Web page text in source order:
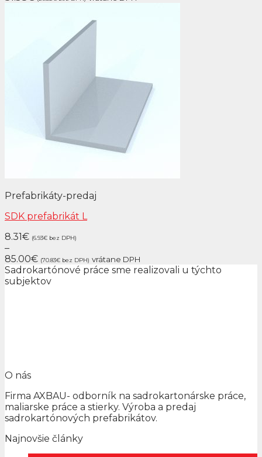
Prefabrikáty-predaj
SDK prefabrikát L
8.31€ (6.93€ bez DPH)
–
85.00€ (70.83€ bez DPH) vrátane DPH
Sadrokartónové práce sme realizovali u týchto
subjektov
O nás
Firma AXBAU- odborník na sadrokartonárske práce,
maliarske práce a stierky. Výroba a predaj
sadrokartónových prefabrikátov.
Najnovšie články